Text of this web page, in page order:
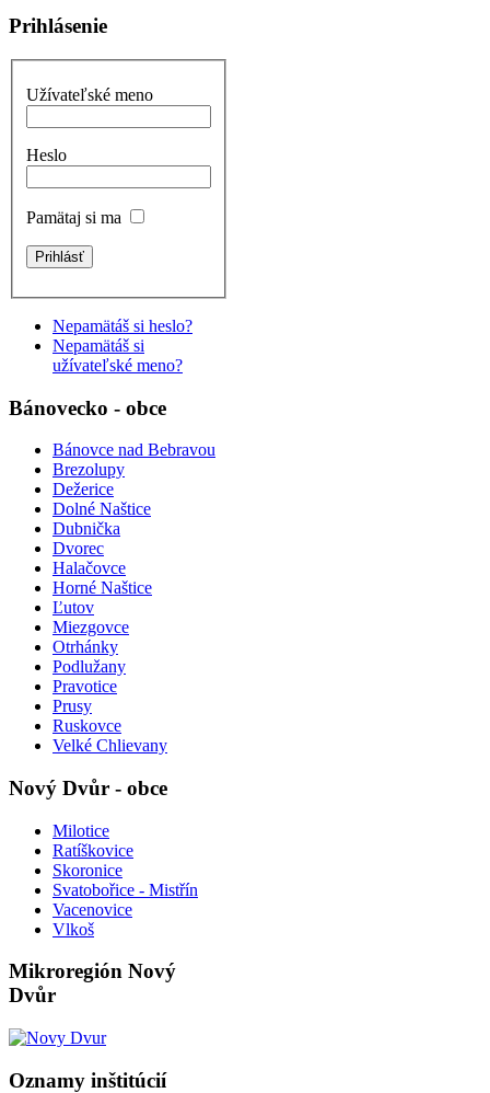
Prihlásenie
Užívateľské meno
Heslo
Pamätaj si ma
Nepamätáš si heslo?
Nepamätáš si
užívateľské meno?
Bánovecko - obce
Bánovce nad Bebravou
Brezolupy
Dežerice
Dolné Naštice
Dubnička
Dvorec
Halačovce
Horné Naštice
Ľutov
Miezgovce
Otrhánky
Podlužany
Pravotice
Prusy
Ruskovce
Velké Chlievany
Nový Dvůr - obce
Milotice
Ratíškovice
Skoronice
Svatobořice - Mistřín
Vacenovice
Vlkoš
Mikroregión Nový
Dvůr
Oznamy inštitúcií